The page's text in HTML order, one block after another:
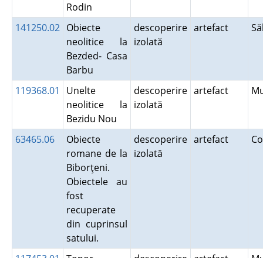
Rodin
141250.02 Obiecte
neolitice la
Bezded- Casa
Barbu
descoperire
izolată
artefact
119368.01
Unelte
neolitice la
Bezidu Nou
descoperire
izolată
artefact
63465.06
Obiecte
romane de la
Biborţeni.
Obiectele au
fost
recuperate
din cuprinsul
satului.
descoperire
izolată
artefact